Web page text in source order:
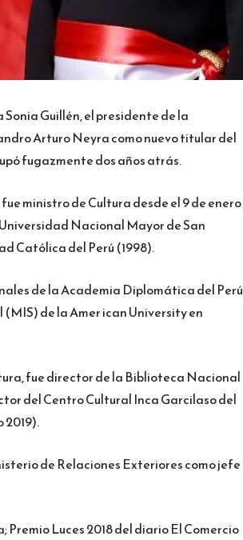
Guillén, el presidente de la
Arturo Neyra como nuevo titular del
fugazmente dos años atrás.
ministro de Cultura desde el 9 de enero
Nacional Mayor de San
Católica del Perú (1998).
de la Academia Diplomática del Perú
de la Amer ican University en
fue director de la Biblioteca Nacional
del Centro Cultural Inca Garcilaso del
de Relaciones Exteriores como jefe
Luces 2018 del diario El Comercio